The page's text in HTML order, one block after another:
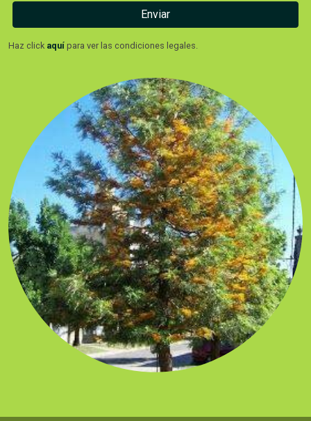
Enviar
Haz click aquí para ver las condiciones legales.